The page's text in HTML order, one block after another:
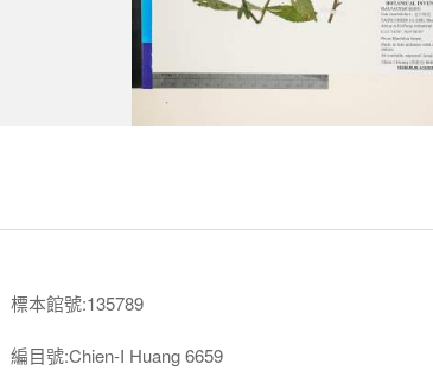
標本館號:135789
編目號:Chien-I Huang 6659